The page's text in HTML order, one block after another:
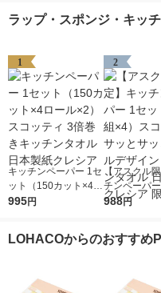
ラップ・スポンジ・キッ
1
キッチンペーパー 1セ
ット（150カット×4ロ
ール×2） スコッティ
995円
2
【アスクル
チンペーパ
（200組×4）
タオル 日本
988円
LOHACOからのおすすめ